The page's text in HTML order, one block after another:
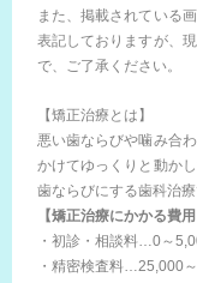
また、掲載されている
表記しておりますが、
で、ご了承ください。
【矯正治療とは】
悪い歯ならびや噛み合
かけてゆっくりと動か
歯ならびにする歯科治療
【矯正治療にかかる費
・初診・相談料…0～
・精密検査料…25,000